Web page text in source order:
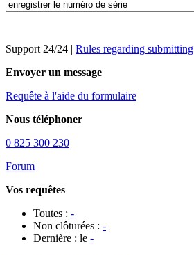
Support 24/24 | Rules regarding submitting
Envoyer un message
Requête à l'aide du formulaire
Nous téléphoner
0 825 300 230
Forum
Vos requêtes
Toutes : -
Non clôturées : -
Dernière : le -